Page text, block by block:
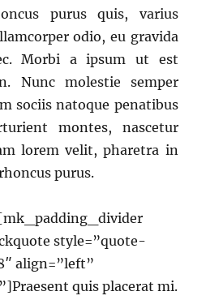
purus quis, varius
odio, eu gravida
Morbi a ipsum ut est
Nunc molestie semper
sociis natoque penatibus
montes, nascetur
lorem velit, pharetra in
purus.
style=”quote-
align=”left”
quis placerat mi.